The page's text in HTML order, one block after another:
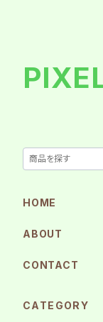
HOME
ABOUT
CONTACT
CATEGORY